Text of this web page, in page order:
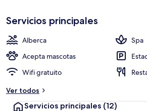
Servicios principales
Alberca
Spa
Acepta mascotas
Wifi gratuito
Ver todos
Servicios principales (12)